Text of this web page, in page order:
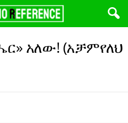
አለው! (አቻምየለህ